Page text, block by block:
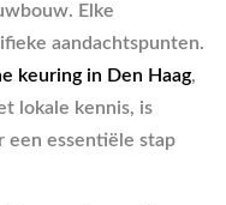
Elke
aandachtspunten.
keuring in Den Haag,
lokale kennis, is
een essentiële stap